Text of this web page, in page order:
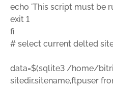
echo 'This script must be
exit 1
fi
# select current delted
data=$(sqlite3 /home/
sitedir,sitename,ftpuser